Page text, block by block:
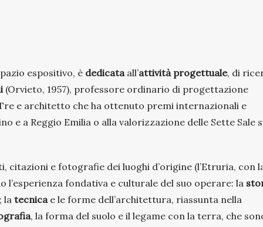
espositivo, è dedicata all’attività progettuale, di
(Orvieto, 1957), professore ordinario di progettazione
e architetto che ha ottenuto premi internazionali e
e a Reggio Emilia o alla valorizzazione delle Sette Sale
citazioni e fotografie dei luoghi d’origine (l’Etruria, con
fondativa e culturale del suo operare: la
la tecnica e le forme dell’architettura, riassunta nella
, la forma del suolo e il legame con la terra, che